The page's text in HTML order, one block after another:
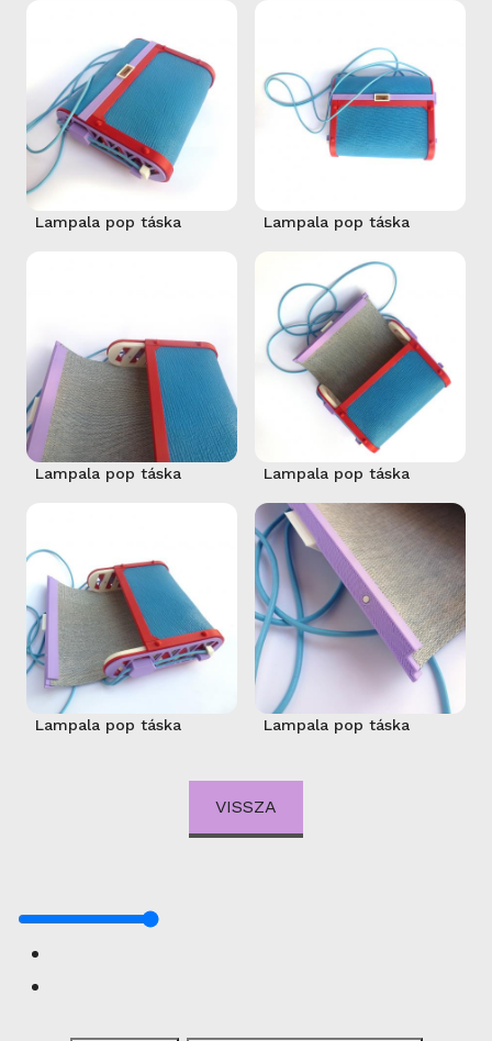
Lampala pop táska Lampala pop táska
Lampala pop táska Lampala pop táska
Lampala pop táska Lampala pop táska
VISSZA